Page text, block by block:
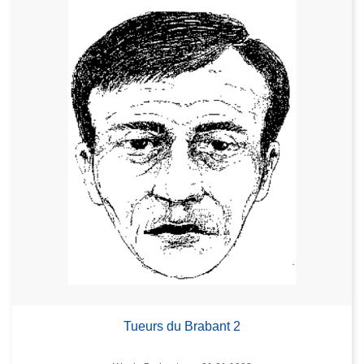
Tueurs du Brabant 2